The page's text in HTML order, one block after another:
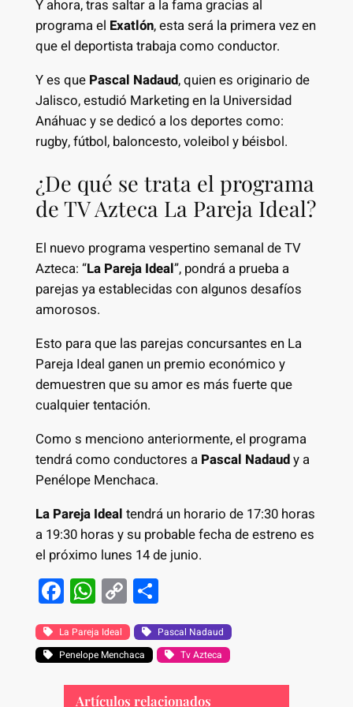
Y ahora, tras saltar a la fama gracias al
programa el Exatlón, esta será la primera vez en
que el deportista trabaja como conductor.
Y es que Pascal Nadaud, quien es originario de
Jalisco, estudió Marketing en la Universidad
Anáhuac y se dedicó a los deportes como:
rugby, fútbol, baloncesto, voleibol y béisbol.
¿De qué se trata el programa
de TV Azteca La Pareja Ideal?
El nuevo programa vespertino semanal de TV
Azteca: “La Pareja Ideal”, pondrá a prueba a
parejas ya establecidas con algunos desafíos
amorosos.
Esto para que las parejas concursantes en La
Pareja Ideal ganen un premio económico y
demuestren que su amor es más fuerte que
cualquier tentación.
Como s menciono anteriormente, el programa
tendrá como conductores a Pascal Nadaudy a
Penélope Menchaca.
La Pareja Ideal tendrá un horario de 17:30 horas
a 19:30 horas y su probable fecha de estreno es
el próximo lunes 14 de junio.
F
a
c
e
b
W
h
at
s
A
C
o
p
y
Li
S
h
ar
e
La Pareja Ideal
Pascal Nadaud
Penelope Menchaca
Tv Azteca
Artículos relacionados